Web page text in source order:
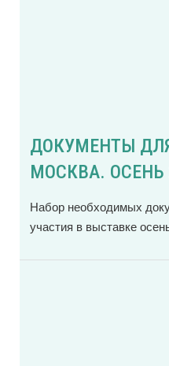
ДОКУМЕНТЫ
МОСКВА. ОСЕНЬ
Набор необходимых
участия в выставке